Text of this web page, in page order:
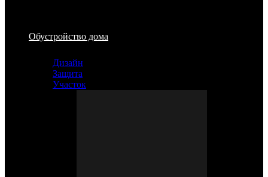
Обустройство дома
Дизайн
Защита
Участок